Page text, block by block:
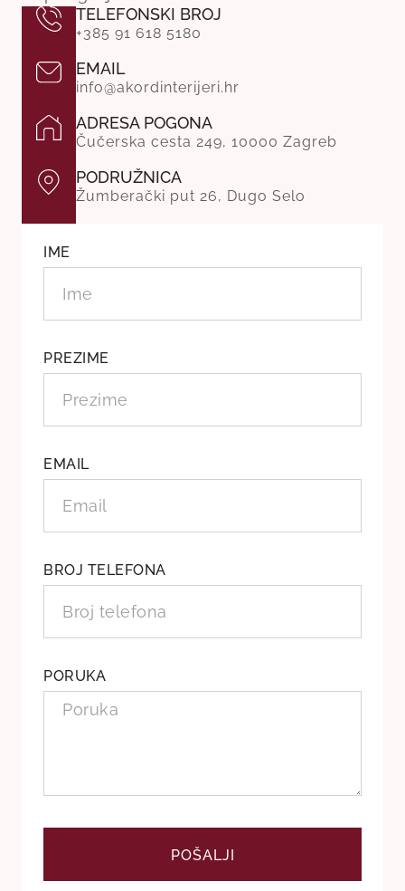
TELEFONSKI BROJ
+385 91 618 5180
EMAIL
info@akordinterijeri.hr
ADRESA POGONA
Čučerska cesta 249, 10000 Zagreb
PODRUŽNICA
Žumberački put 26, Dugo Selo
IME
PREZIME
EMAIL
BROJ TELEFONA
PORUKA
POŠALJI